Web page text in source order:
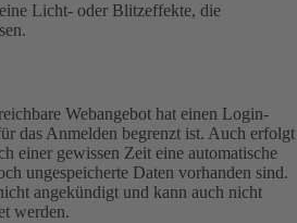
Licht- oder Blitzeffekte, die
Webangebot hat einen Login-
das Anmelden begrenzt ist. Auch erfolgt
einer gewissen Zeit eine automatische
ungespeicherte Daten vorhanden sind.
angekündigt und kann auch nicht
werden.